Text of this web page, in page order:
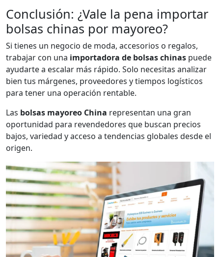
Conclusión: ¿Vale la pena importar
bolsas chinas por mayoreo?
Si tienes un negocio de moda, accesorios o regalos,
trabajar con una importadora de bolsas chinas puede
ayudarte a escalar más rápido. Solo necesitas analizar
bien tus márgenes, proveedores y tiempos logísticos
para tener una operación rentable.
Las bolsas mayoreo China representan una gran
oportunidad para revendedores que buscan precios
bajos, variedad y acceso a tendencias globales desde el
origen.